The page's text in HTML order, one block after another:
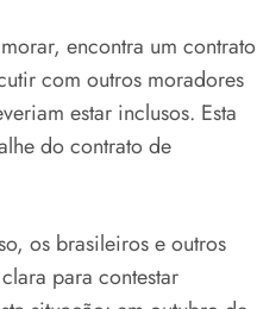
encontra um contrato
com outros moradores
estar inclusos. Esta
do contrato de
os brasileiros e outros
para contestar